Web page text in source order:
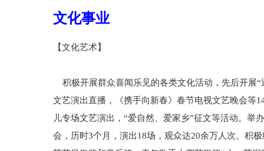
文化事业
【文化艺术】
积极开展群众喜闻乐见的各类文化活动，先后开展“
文艺演出直播，《携手向新春》春节电视文艺晚会等
儿专场文艺演出，“爱自然、爱家乡”征文等活动。举
会，历时3个月，演出18场，观众达20余万人次。积